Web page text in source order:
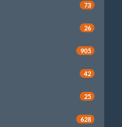
73
26
905
42
25
628